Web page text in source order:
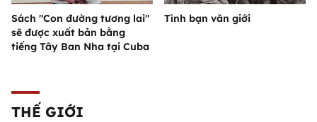
Sách "Con đường tương lai"
sẽ được xuất bản bằng
tiếng Tây Ban Nha tại Cuba
Tình bạn văn giới
THẾ GIỚI